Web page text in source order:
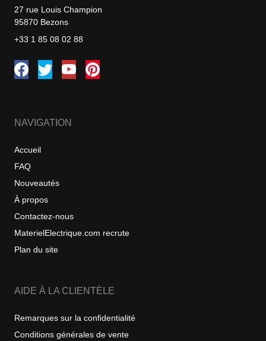
27 rue Louis Champion
95870 Bezons
+33 1 85 08 02 88
NAVIGATION
Accueil
FAQ
Nouveautés
À propos
Contactez-nous
MaterielElectrique.com recrute
Plan du site
AIDE À LA CLIENTÈLE
Remarques sur la confidentialité
Conditions générales de vente